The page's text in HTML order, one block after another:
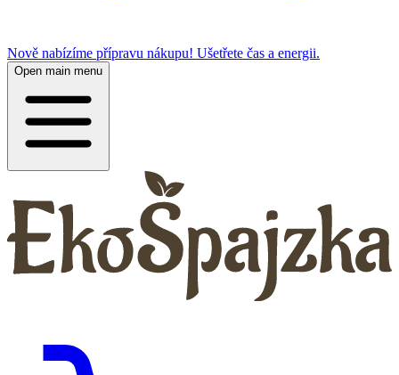
Nově nabízíme přípravu nákupu! Ušetřete čas a energii.
Open main menu